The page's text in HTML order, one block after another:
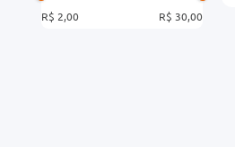
R$ 2,00 R$ 30,00